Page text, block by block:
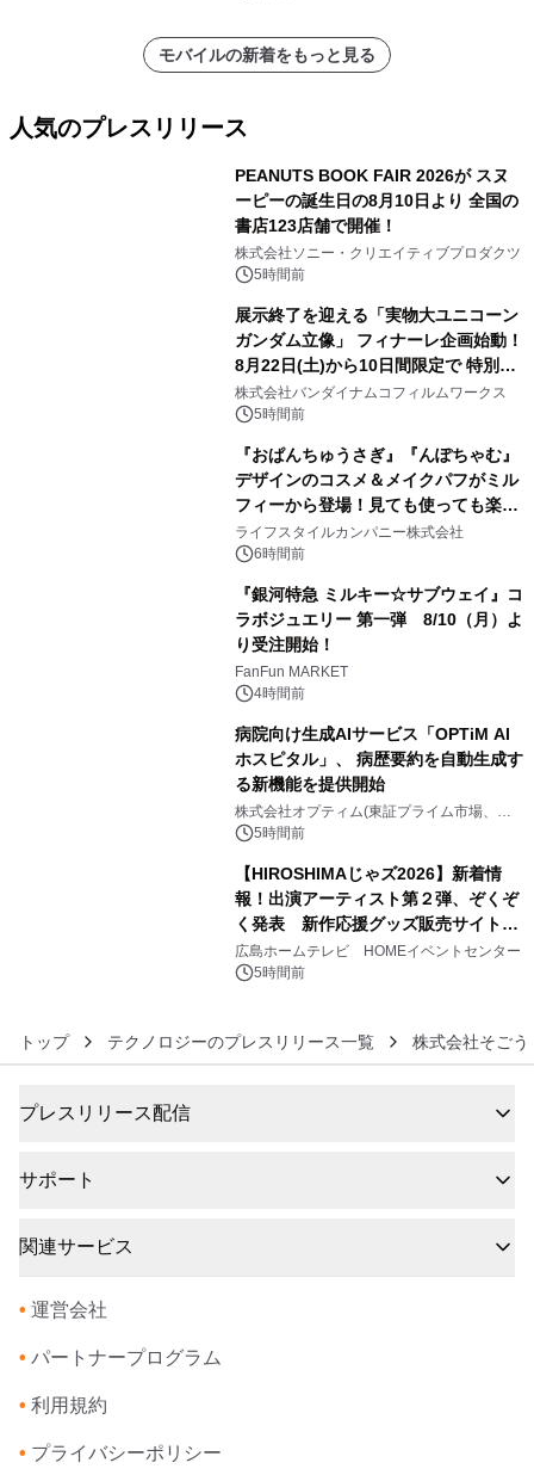
モバイルの新着をもっと見る
人気のプレスリリース
PEANUTS BOOK FAIR 2026が スヌ
ーピーの誕生日の8月10日より 全国の
書店123店舗で開催！
株式会社ソニー・クリエイティブプロダクツ
5時間前
展示終了を迎える「実物大ユニコーン
ガンダム立像」 フィナーレ企画始動！
8月22日(土)から10日間限定で 特別映
像『UNICORN GUNDAM Statue ―
BEYOND POSSIBILITY ―』を上映！
株式会社バンダイナムコフィルムワークス
5時間前
『おぱんちゅうさぎ』『んぽちゃむ』
デザインのコスメ＆メイクパフがミル
フィーから登場！見ても使っても楽し
い、ポップでキュートなコレクショ
ン。
ライフスタイルカンパニー株式会社
6時間前
『銀河特急 ミルキー☆サブウェイ』コ
ラボジュエリー 第一弾 8/10（月）よ
り受注開始！
FanFun MARKET
4時間前
病院向け生成AIサービス「OPTiM AI
ホスピタル」、 病歴要約を自動生成す
る新機能を提供開始
株式会社オプティム(東証プライム市場、コ
ード：3694)
5時間前
【HIROSHIMAじゃズ2026】新着情
報！出演アーティスト第２弾、ぞくぞ
く発表 新作応援グッズ販売サイトも
同時オープンします！
広島ホームテレビ HOMEイベントセンター
5時間前
トップ テクノロジーのプレスリリース一覧 株式会社そごう
プレスリリース配信
サポート
関連サービス
• 運営会社
• パートナープログラム
• 利用規約
• プライバシーポリシー